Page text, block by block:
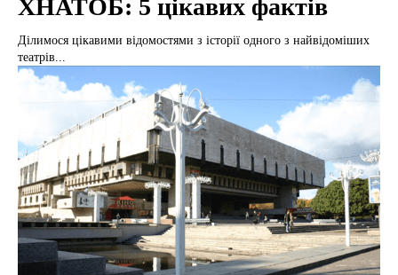
ХНАТОБ: 5 цікавих фактів
Ділимося цікавими відомостями з історії одного з найвідоміших
театрів...